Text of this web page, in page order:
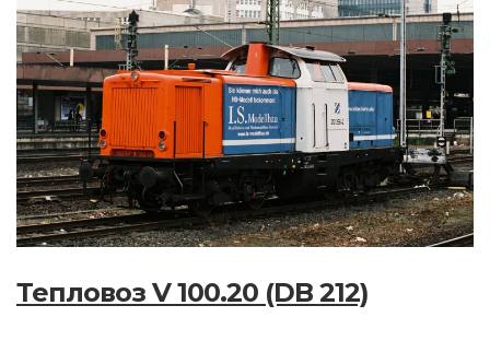
Тепловоз V 100.20 (DB 212)